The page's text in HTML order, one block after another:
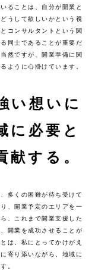
ることは、自分が開業と
うして欲しいかという視
コンサルタントという関
同士であることが重要だ
然ですが、開業準備に関
ように心掛けています。
い想いに
に必要と
献する。
多くの困難が待ち受けて
、開業予定のエリアを一
、これまで開業支援した
開業を成功させることが
は、私にとってかけがえ
寄り添いながら、地域に
。